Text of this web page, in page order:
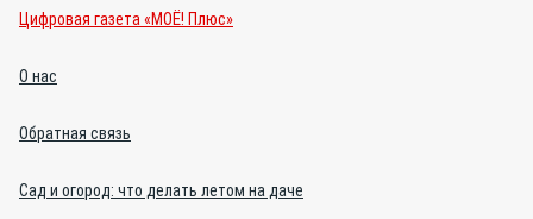
Цифровая газета «МОЁ! Плюс»
О нас
Обратная связь
Сад и огород: что делать летом на даче